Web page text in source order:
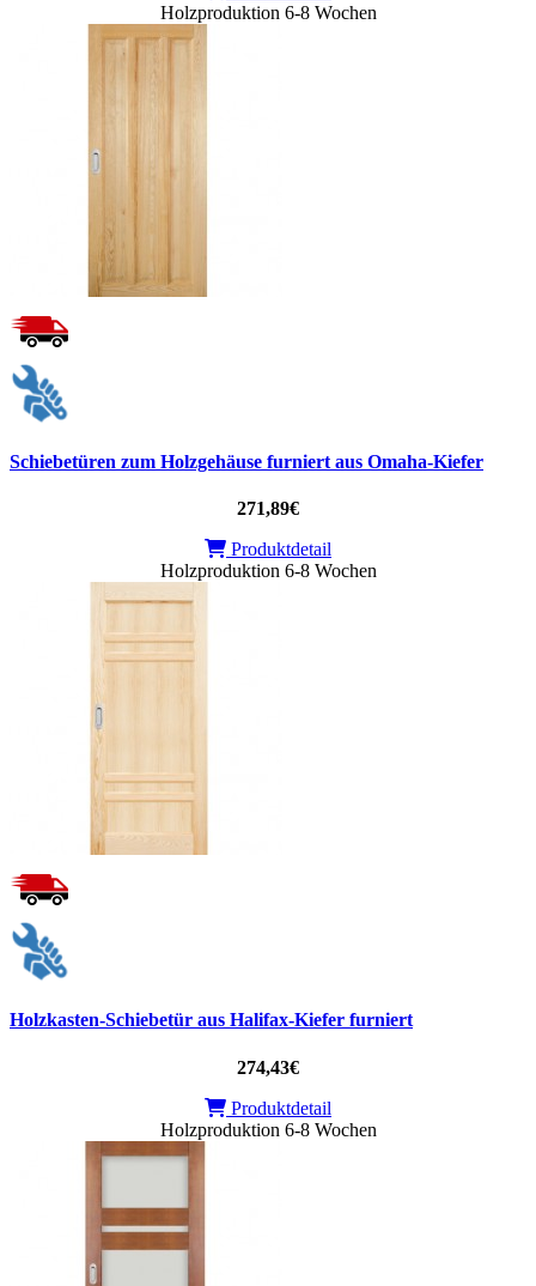
Holzproduktion 6-8 Wochen
Schiebetüren zum Holzgehäuse furniert aus Omaha-Kiefer
271,89€
Produktdetail
Holzproduktion 6-8 Wochen
Holzkasten-Schiebetür aus Halifax-Kiefer furniert
274,43€
Produktdetail
Holzproduktion 6-8 Wochen